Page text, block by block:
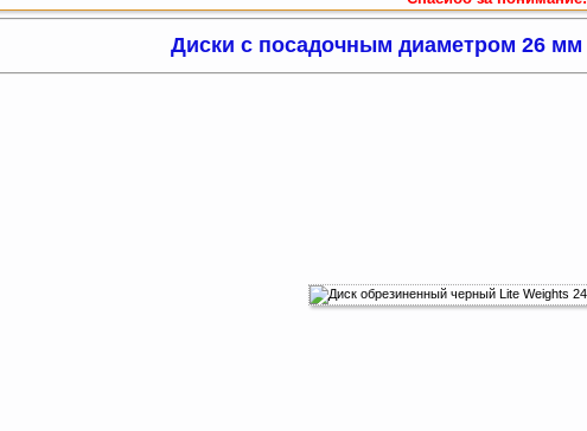
Диски с посадочным диаметром 26 мм